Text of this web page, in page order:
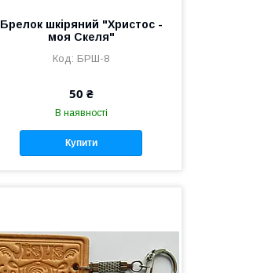
Брелок шкіряний "Христос -
моя Скеля"
БРШ-8
50 ₴
В наявності
Купити